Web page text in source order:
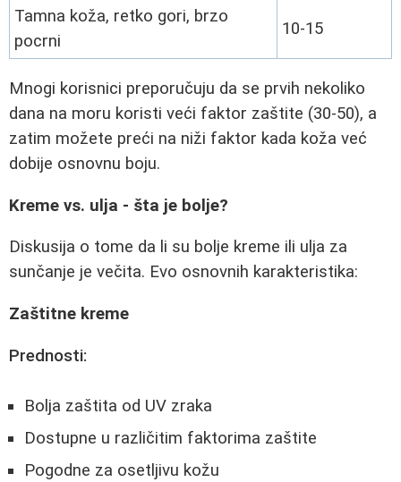
Tamna koža, retko gori, brzo
pocrni
10-15
Mnogi korisnici preporučuju da se prvih nekoliko
dana na moru koristi veći faktor zaštite (30-50), a
zatim možete preći na niži faktor kada koža već
dobije osnovnu boju.
Kreme vs. ulja - šta je bolje?
Diskusija o tome da li su bolje kreme ili ulja za
sunčanje je večita. Evo osnovnih karakteristika:
Zaštitne kreme
Prednosti:
Bolja zaštita od UV zraka
Dostupne u različitim faktorima zaštite
Pogodne za osetljivu kožu